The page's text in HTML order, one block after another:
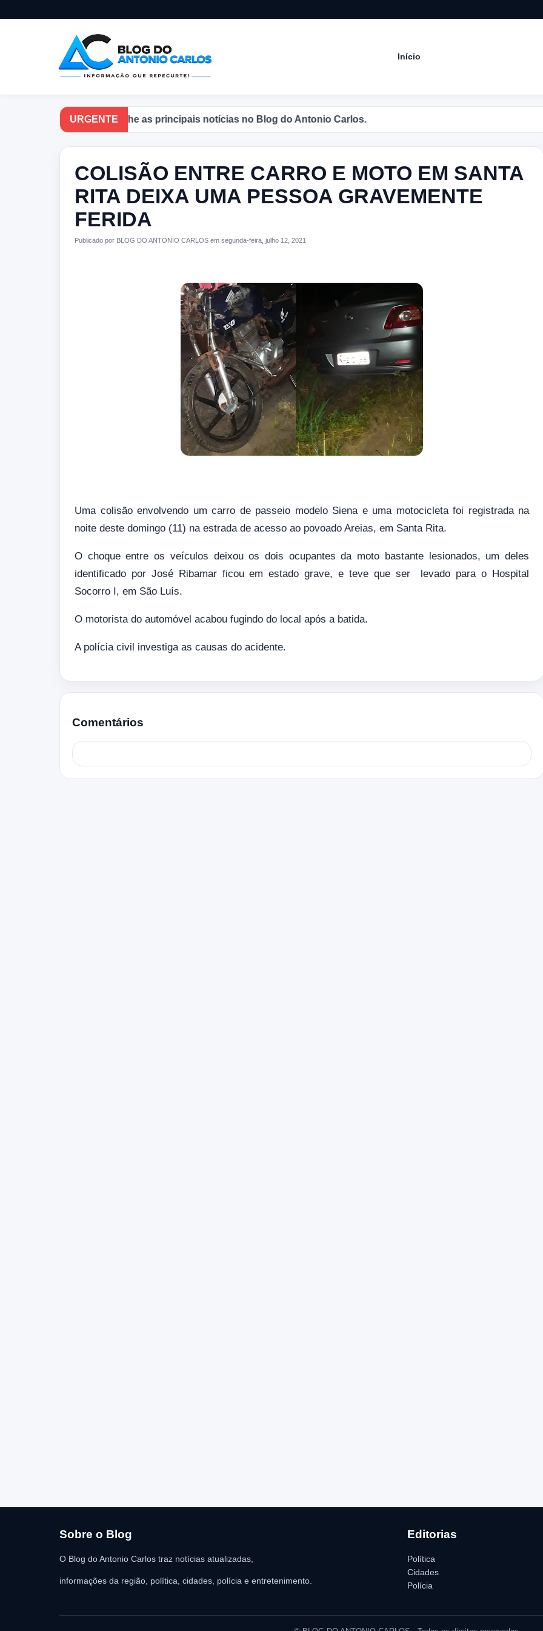
Início
URGENTE
Acompanhe as principais notícias no Blog do Antonio Carlos.
COLISÃO ENTRE CARRO E MOTO EM SANTA
RITA DEIXA UMA PESSOA GRAVEMENTE
FERIDA
Publicado por BLOG DO ANTONIO CARLOS em segunda-feira, julho 12, 2021
Uma colisão envolvendo um carro de passeio modelo Siena e uma motocicleta foi registrada na
noite deste domingo (11) na estrada de acesso ao povoado Areias, em Santa Rita.
O choque entre os veículos deixou os dois ocupantes da moto bastante lesionados, um deles
identificado por José Ribamar ficou em estado grave, e teve que ser levado para o Hospital
Socorro I, em São Luís.
O motorista do automóvel acabou fugindo do local após a batida.
A polícia civil investiga as causas do acidente.
Comentários
Sobre o Blog
O Blog do Antonio Carlos traz notícias atualizadas,
informações da região, política, cidades, polícia e entretenimento.
Editorias
Política
Cidades
Polícia